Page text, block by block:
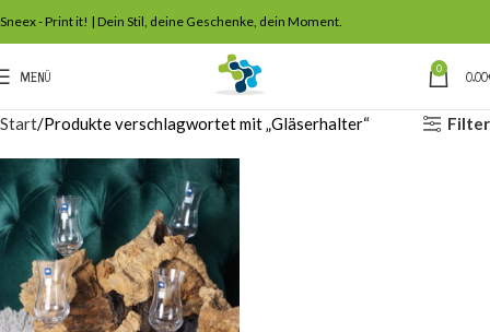
Sneex - Print it! | Dein Stil, deine Geschenke, dein Moment.
MENÜ 0 0,00
Start Produkte verschlagwortet mit „Gläserhalter“ Filter